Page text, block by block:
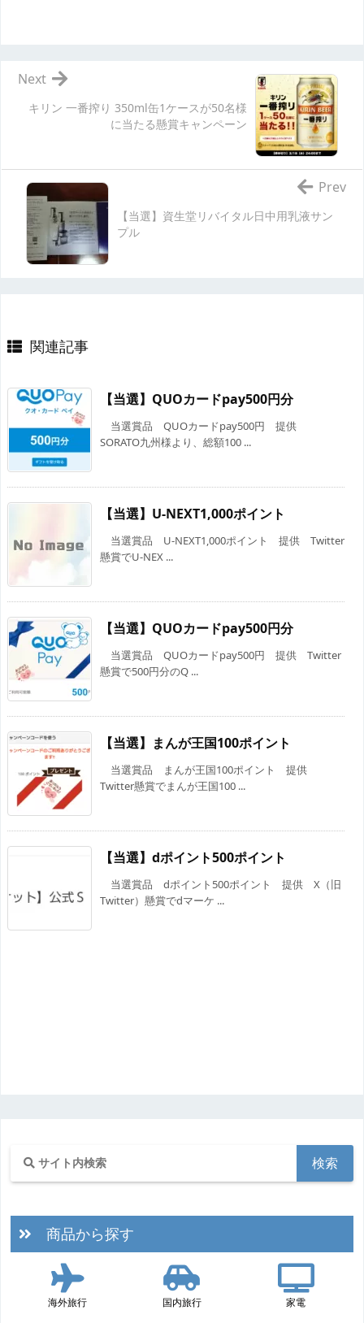
キリン 一番搾り 350ml缶1ケースが50名様
に当たる懸賞キャンペーン
Next
【当選】資生堂リバイタル日中用乳液サン
プル
Prev
関連記事
【当選】QUOカードpay500円分
当選賞品 QUOカードpay500円 提供
SORATO九州様より、総額100 ...
【当選】U-NEXT1,000ポイント
当選賞品 U-NEXT1,000ポイント 提供 Twitter
懸賞でU-NEX ...
【当選】QUOカードpay500円分
当選賞品 QUOカードpay500円 提供 Twitter
懸賞で500円分のQ ...
【当選】まんが王国100ポイント
当選賞品 まんが王国100ポイント 提供
Twitter懸賞でまんが王国100 ...
【当選】dポイント500ポイント
当選賞品 dポイント500ポイント 提供 X（旧
Twitter）懸賞でdマーケ ...
商品から探す
海外旅行 国内旅行 家電